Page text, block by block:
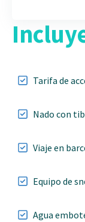
Tarifa de
Nado con
Viaje en
Equipo de
Agua